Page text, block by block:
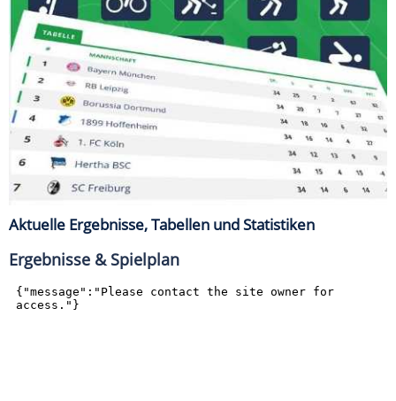
Aktuelle Ergebnisse, Tabellen und Statistiken
Ergebnisse & Spielplan